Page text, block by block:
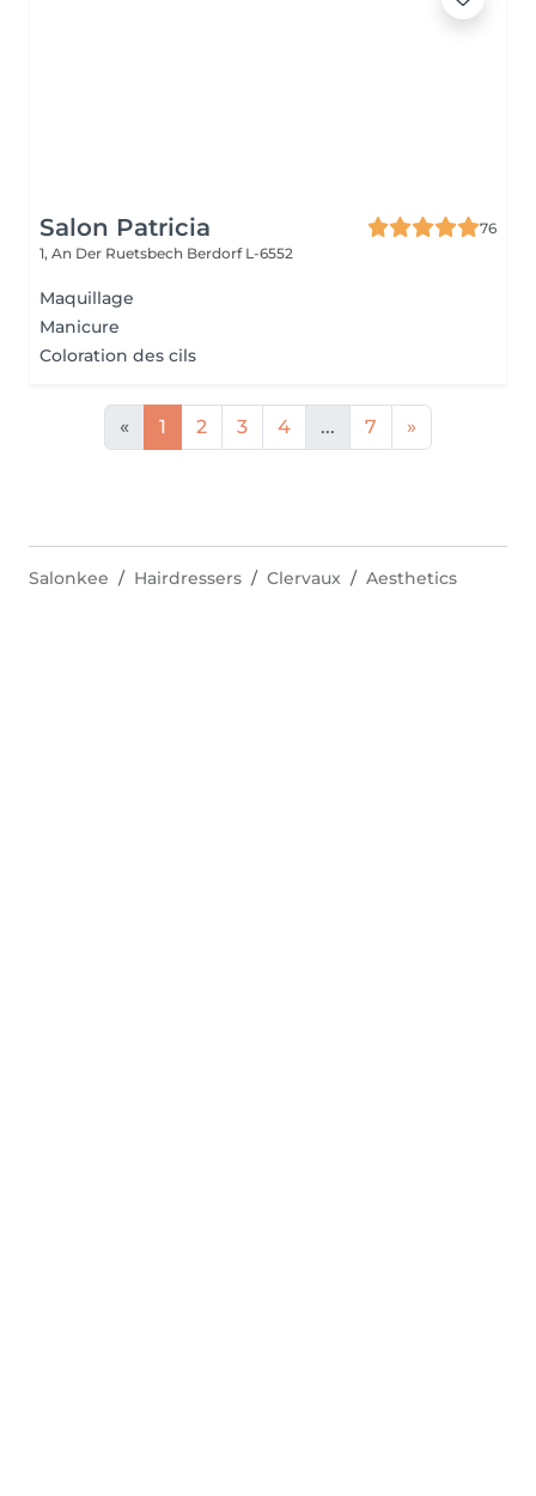
Salon Patricia
76
1, An Der Ruetsbech Berdorf L-6552
Maquillage
Manicure
Coloration des cils
« 1 2 3 4 ... 7 »
Salonkee Hairdressers Clervaux Aesthetics